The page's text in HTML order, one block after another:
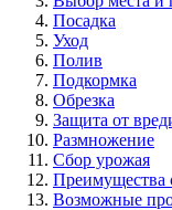
Посадка
Уход
Полив
Подкормка
Обрезка
Защита от
Размножение
Сбор урожая
Преимущества
Возможные